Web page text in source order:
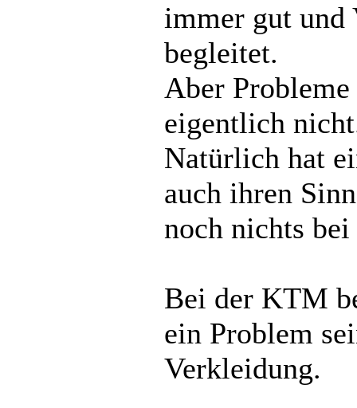
immer gut und
begleitet.
Aber
eigentlich
Natürlich hat
auch ihren
noch nichts
Bei der KTM
ein Problem
Verkleidung.